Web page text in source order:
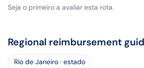
Seja o primeiro a avaliar esta rota.
Regional reimbursement
Rio de Janeiro · estado